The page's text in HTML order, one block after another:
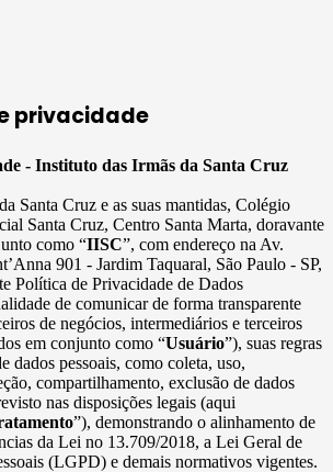
privacidade
- Instituto das Irmãs da Santa Cruz
Santa Cruz e as suas mantidas, Colégio
Santa Cruz, Centro Santa Marta, doravante
como “IISC”, com endereço na Av.
901 - Jardim Taquaral, São Paulo - SP,
Política de Privacidade de Dados
de comunicar de forma transparente
de negócios, intermediários e terceiros
em conjunto como “Usuário”), suas regras
dados pessoais, como coleta, uso,
compartilhamento, exclusão de dados
nas disposições legais (aqui
”), demonstrando o alinhamento de
da Lei no 13.709/2018, a Lei Geral de
(LGPD) e demais normativos vigentes.